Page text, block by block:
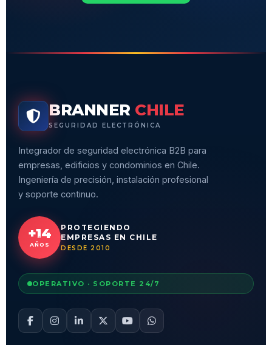
BRANNER CHILE
SEGURIDAD ELECTRÓNICA
Integrador de seguridad electrónica B2B para
empresas, edificios y condominios en Chile.
Ingeniería de precisión, instalación profesional
y soporte continuo.
+14
AÑOS
PROTEGIENDO
EMPRESAS EN CHILE
DESDE 2010
OPERATIVO · SOPORTE 24/7